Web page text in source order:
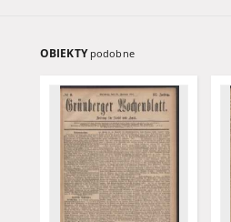
OBIEKTY podobne